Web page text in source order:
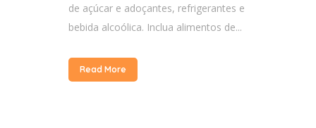
de açúcar e adoçantes, refrigerantes e
bebida alcoólica. Inclua alimentos de...
Read More